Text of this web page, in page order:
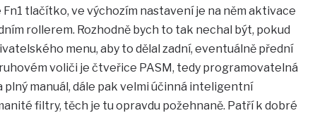
tlačítko, ve výchozím nastavení je na něm aktivace
rollerem. Rozhodně bych to tak nechal být, pokud
menu, aby to dělal zadní, eventuálně přední
voliči je čtveřice PASM, tedy programovatelná
manuál, dále pak velmi účinná inteligentní
filtry, těch je tu opravdu požehnaně. Patří k dobré